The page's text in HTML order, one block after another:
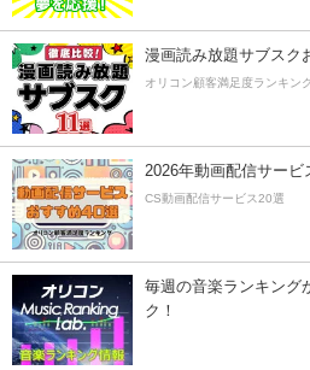
漫画読み放題サブスク
オリコン顧客満足度ランキン
2026年動画配信サービ
CS動画配信サービス20選
毎週の音楽ランキング
ク！